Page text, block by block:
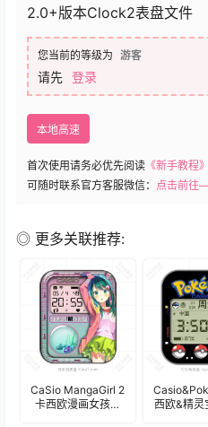
2.0+版本Clock2表盘文件
您当前的等级为 游客
请先 登录
本地高速
首次使用请务必优先阅读 《新手教程》
可随时联系官方客服微信： 点击前往—
◎ 更多关联推荐:
CaSio MangaGirl 2
卡西欧漫画女孩灵
西欧&精灵